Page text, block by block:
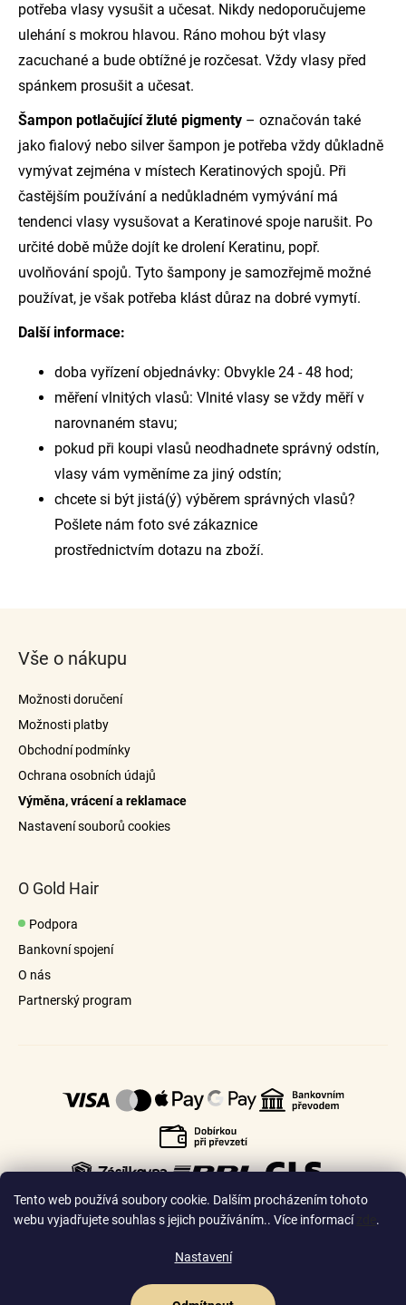
Tento web používá soubory cookie. Dalším procházením tohoto
webu vyjadřujete souhlas s jejich používáním.. Více informací
.
Nastavení
potřeba vlasy vysušit a učesat. Nikdy nedoporučujeme
ulehání s mokrou hlavou. Ráno mohou být vlasy
zacuchané a bude obtížné je rozčesat. Vždy vlasy před
spánkem prosušit a učesat.
Šampon potlačující žluté pigmenty – označován také
jako fialový nebo silver šampon je potřeba vždy důkladně
vymývat zejména v místech Keratinových spojů. Při
častějším používání a nedůkladném vymývání má
tendenci vlasy vysušovat a Keratinové spoje narušit. Po
určité době může dojít ke drolení Keratinu, popř.
uvolňování spojů. Tyto šampony je samozřejmě možné
používat, je však potřeba klást důraz na dobré vymytí.
Další informace:
doba vyřízení objednávky: Obvykle 24 - 48 hod;
měření vlnitých vlasů: Vlnité vlasy se vždy měří v
narovnaném stavu;
pokud při koupi vlasů neodhadnete správný odstín,
vlasy vám vyměníme za jiný odstín;
chcete si být jistá(ý) výběrem správných vlasů?
Pošlete nám foto své zákaznice
prostřednictvím dotazu na zboží.
Vše o nákupu
Možnosti doručení
Možnosti platby
Obchodní podmínky
Ochrana osobních údajů
Výměna, vrácení a reklamace
Nastavení souborů cookies
O Gold Hair
Podpora
Bankovní spojení
O nás
Partnerský program
Česko🇸🇰